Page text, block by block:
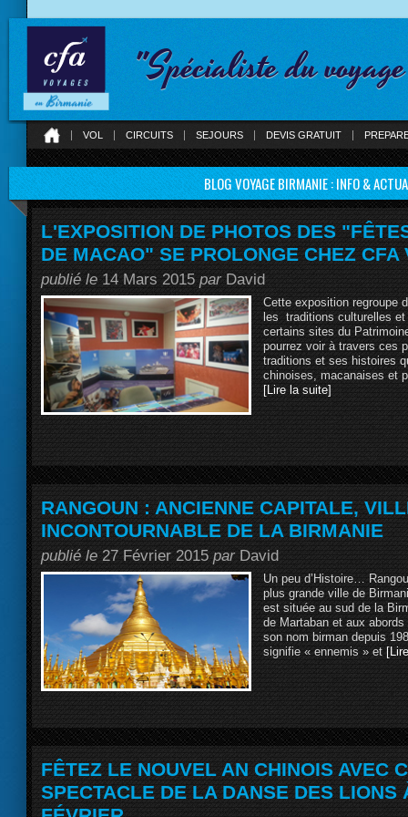
"Spécialiste du
VOL CIRCUITS SEJOURS DEVIS GRATUIT
BLOG VOYAGE BIRMANIE : INFO &
L'EXPOSITION DE PHOTOS DES
DE MACAO" SE PROLONGE CHEZ CFA
publié le 14 Mars 2015 parDavid
Cette exposition regroupe
les traditions culturelles
certains sites du
pourrez voir à travers ces
traditions et ses histoires
chinoises, macanaises et
[Lire la suite]
RANGOUN : ANCIENNE CAPITALE,
INCONTOURNABLE DE LA BIRMANIE
publié le 27 Février 2015 parDavid
Un peu d’Histoire…
plus grande ville de
est située au sud de la
de Martaban et aux abords
son nom birman depuis
signifie « ennemis » et
FÊTEZ LE NOUVEL AN CHINOIS AVEC
SPECTACLE DE LA DANSE DES LIONS